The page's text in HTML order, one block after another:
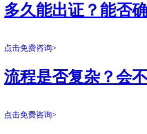
多久能出证？能否
点击免费咨询>
流程是否复杂？会
点击免费咨询>